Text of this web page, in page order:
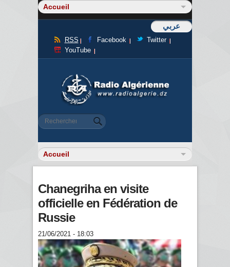
عربي
RSS Facebook
Twitter
YouTube
Formulaire de recherche
Rechercher
Chanegriha en visite
officielle en Fédération de
Russie
21/06/2021 - 18:03